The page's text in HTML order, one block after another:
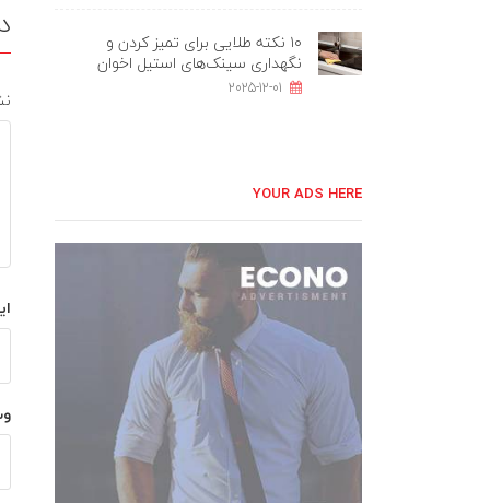
۱۰ نکته طلایی برای تمیز کردن و
نگهداری سینک‌های استیل اخوان
2025-12-01
YOUR ADS HERE